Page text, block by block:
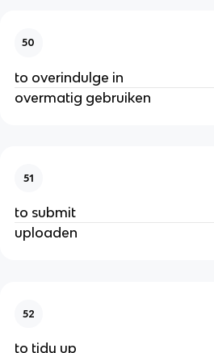
50
to overindulge in
overmatig gebruiken
51
to submit
uploaden
52
to tidy up